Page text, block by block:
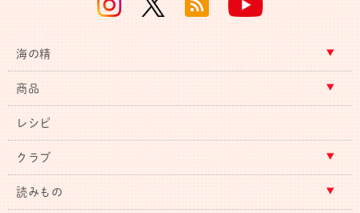
海の精
商品
レシピ
クラブ
読みもの